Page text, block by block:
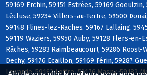
59169 Erchin, 59151 Estrées, 59169 Goeulzin,
Lécluse, 59234 Villers-au-Tertre, 59500
59148 Flines-lez-Raches, 59167 Lallaing,
59119 Waziers, 59950 Auby, 59128 Flers-en-
Râches, 59283 Raimbeaucourt, 59286 Roost-
Dechy, 59176 Ecaillon, 59169 Férin, 59287
Lewarde, 59182 Loffre, 59176 Masny, 59182